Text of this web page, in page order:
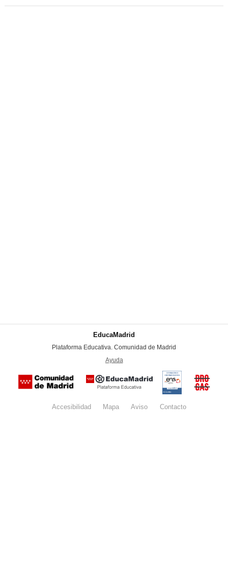
EducaMadrid
Plataforma Educativa. Comunidad de Madrid
Ayuda
Certificación
conformidad
con el
Nacional de
Seguridad
del
Accesibilidad Mapa Aviso legalContacto